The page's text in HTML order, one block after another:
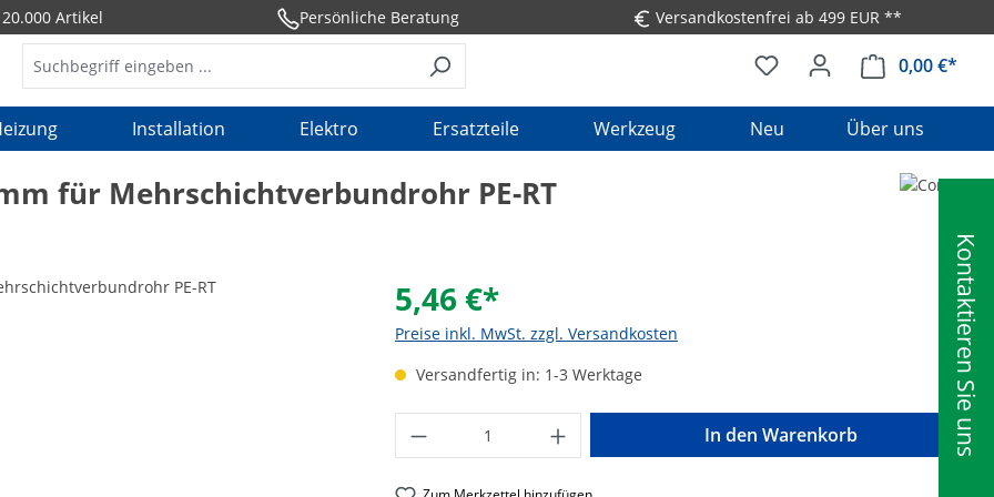
Artikel Persönliche Beratung Versandkostenfrei ab 499 EUR **
0,00 €*
Installation Elektro Ersatzteile Werkzeug Neu Über uns
Kontaktieren Sie uns
für Mehrschichtverbundrohr PE-RT
5,46 €*
Preise inkl. MwSt. zzgl. Versandkosten
Versandfertig in: 1-3 Werktage
Produkt Anzahl: Gib den gewünschten Wert
In den Warenkorb